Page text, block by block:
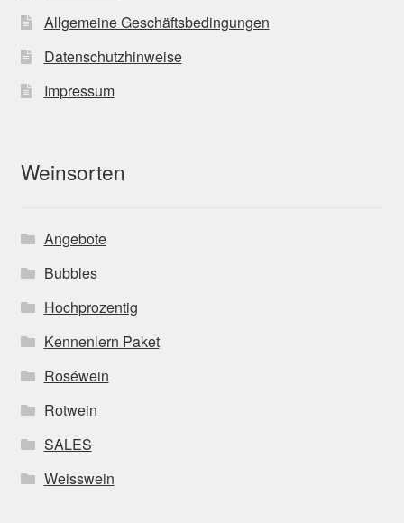
Allgemeine Geschäftsbedingungen
Datenschutzhinweise
Impressum
Weinsorten
Angebote
Bubbles
Hochprozentig
Kennenlern Paket
Roséwein
Rotwein
SALES
Weisswein